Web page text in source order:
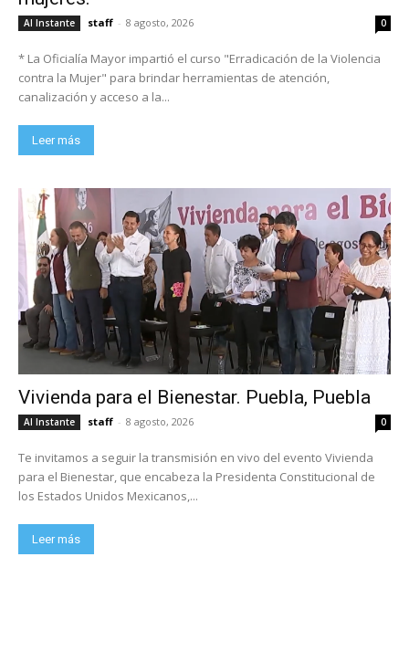
Al Instante staff - 8 agosto, 2026 0
* La Oficialía Mayor impartió el curso "Erradicación de la Violencia
contra la Mujer" para brindar herramientas de atención,
canalización y acceso a la...
Leer más
Vivienda para el Bienestar. Puebla, Puebla
Al Instante staff - 8 agosto, 2026 0
Te invitamos a seguir la transmisión en vivo del evento Vivienda
para el Bienestar, que encabeza la Presidenta Constitucional de
los Estados Unidos Mexicanos,...
Leer más